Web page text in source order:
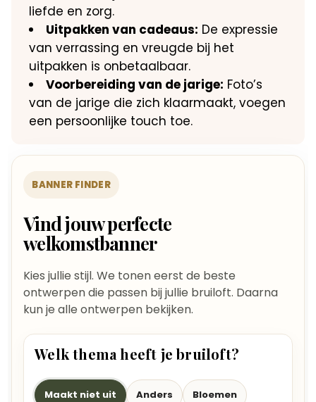
liefde en zorg.​
Uitpakken van cadeaus: De expressie
van verrassing en vreugde bij het
uitpakken is onbetaalbaar.​
Voorbereiding van de jarige: Foto’s
van de jarige die zich klaarmaakt, voegen
een persoonlijke touch toe.​
BANNER FINDER
Vind jouw perfecte
welkomstbanner
Kies jullie stijl. We tonen eerst de beste
ontwerpen die passen bij jullie bruiloft. Daarna
kun je alle ontwerpen bekijken.
Welk thema heeft je bruiloft?
Maakt niet uit Anders Bloemen